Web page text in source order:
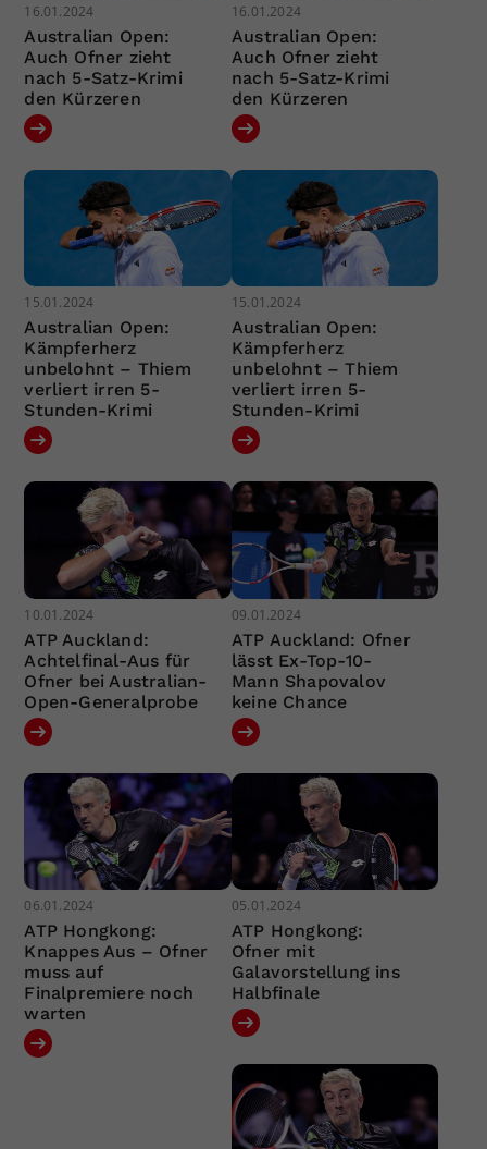
16.01.2024
Australian Open:
Auch Ofner zieht
nach 5-Satz-Krimi
den Kürzeren
16.01.2024
Australian Open:
Auch Ofner zieht
nach 5-Satz-Krimi
den Kürzeren
15.01.2024
Australian Open:
Kämpferherz
unbelohnt – Thiem
verliert irren 5-
Stunden-Krimi
15.01.2024
Australian Open:
Kämpferherz
unbelohnt – Thiem
verliert irren 5-
Stunden-Krimi
10.01.2024
ATP Auckland:
Achtelfinal-Aus für
Ofner bei Australian-
Open-Generalprobe
09.01.2024
ATP Auckland: Ofner
lässt Ex-Top-10-
Mann Shapovalov
keine Chance
06.01.2024
ATP Hongkong:
Knappes Aus – Ofner
muss auf
Finalpremiere noch
warten
05.01.2024
ATP Hongkong:
Ofner mit
Galavorstellung ins
Halbfinale